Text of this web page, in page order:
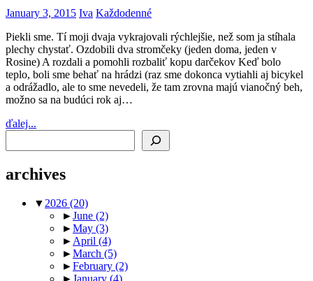
January 3, 2015 Iva Každodenné
Piekli sme. Tí moji dvaja vykrajovali rýchlejšie, než som ja stíhala
plechy chystať. Ozdobili dva stromčeky (jeden doma, jeden v
Rosine) A rozdali a pomohli rozbaliť kopu darčekov Keď bolo
teplo, boli sme behať na hrádzi (raz sme dokonca vytiahli aj bicykel
a odrážadlo, ale to sme nevedeli, že tam zrovna majú vianočný beh,
možno sa na budúci rok aj…
ďalej...
archives
▼2026 (20)
►June (2)
►May (3)
►April (4)
►March (5)
►February (2)